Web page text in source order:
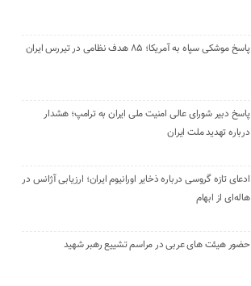
پاسخ موشکی سپاه به آمریکا؛ ۸۵ هدف نظامی در تیررس ایران
پاسخ دبیر شورای عالی امنیت ملی ایران به ترامپ؛ هشدار
درباره تهدید ملت ایران
ادعای تازه گروسی درباره ذخایر اورانیوم ایران؛ ارزیابی آژانس در
هاله‌ای از ابهام
حضور هیئت‌ های عربی در مراسم تشییع رهبر شهید